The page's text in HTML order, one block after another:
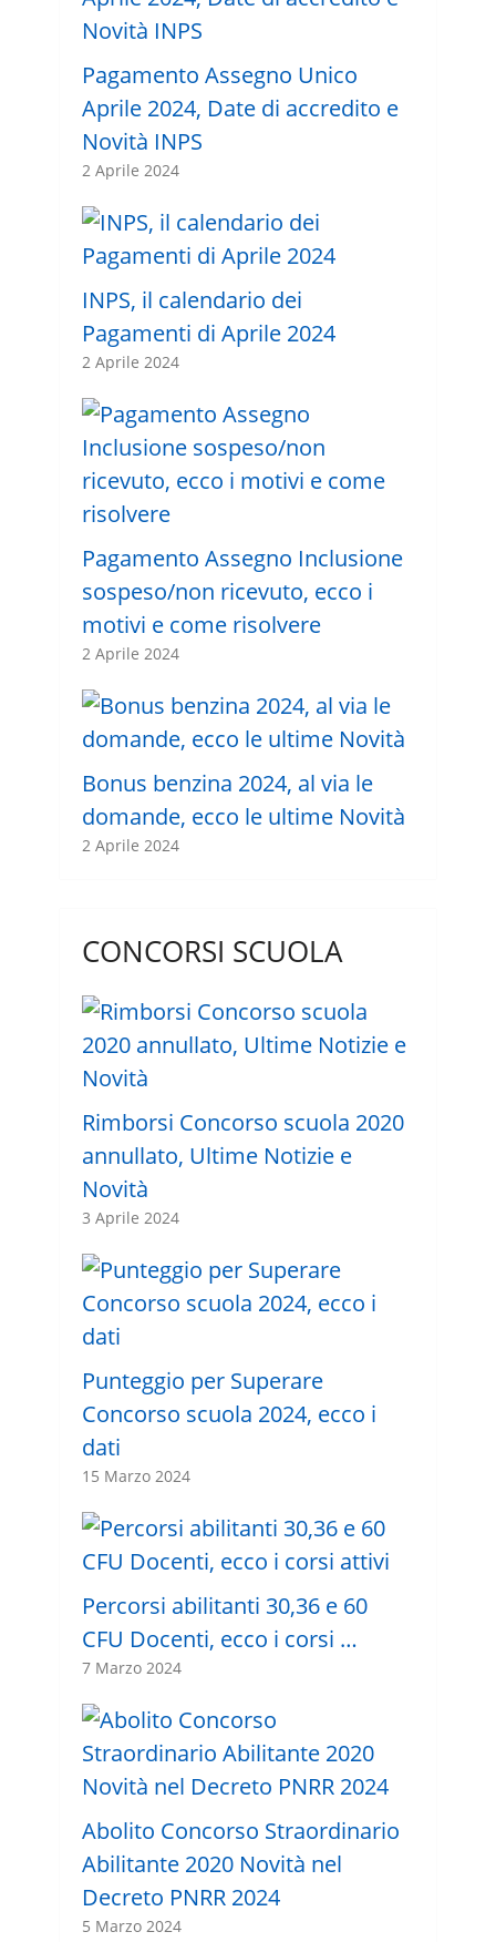
Pagamento Assegno Unico
Aprile 2024, Date di accredito e
Novità INPS
2 Aprile 2024
INPS, il calendario dei
Pagamenti di Aprile 2024
2 Aprile 2024
Pagamento Assegno Inclusione
sospeso/non ricevuto, ecco i
motivi e come risolvere
2 Aprile 2024
Bonus benzina 2024, al via le
domande, ecco le ultime Novità
2 Aprile 2024
CONCORSI SCUOLA
Rimborsi Concorso scuola 2020
annullato, Ultime Notizie e
Novità
3 Aprile 2024
Punteggio per Superare
Concorso scuola 2024, ecco i
dati
15 Marzo 2024
Percorsi abilitanti 30,36 e 60
CFU Docenti, ecco i corsi …
7 Marzo 2024
Abolito Concorso Straordinario
Abilitante 2020 Novità nel
Decreto PNRR 2024
5 Marzo 2024